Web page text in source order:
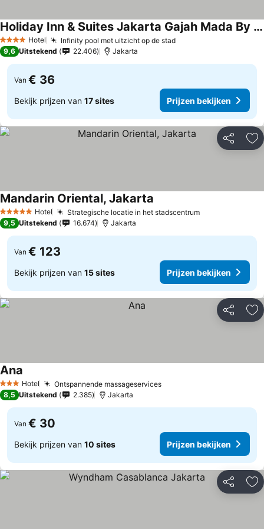
4 SterrenHotel Infinity pool met uitzicht op de stadPrijzen bekijken
Holiday Inn & Suites Jakarta Gajah Mada By Ihg
Prijzen bekijken
9,6 Uitstekend 22.406 Jakarta
Van € 36
Bekijk prijzen van 17 sites Prijzen bekijken
Delen
5 Sterren Hotel Strategische locatie in het stadscentrumPrijzen
Mandarin Oriental, Jakarta
9,5 Uitstekend 16.674 Jakarta
Van € 123
Bekijk prijzen van 15 sites Prijzen bekijken
Delen
3 SterrenHotel Ontspannende massageservicesPrijzen bekijken
Ana
8,5 Uitstekend 2.385 Jakarta
Van € 30
Bekijk prijzen van 10 sites Prijzen bekijken
Delen